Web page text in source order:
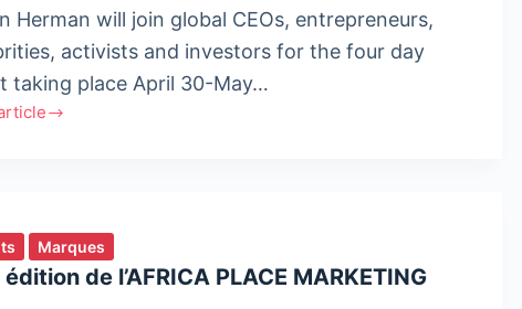
Herman will join global CEOs, entrepreneurs,
activists and investors for the four day
taking place April 30-May…
Marques
édition de l’AFRICA PLACE MARKETING